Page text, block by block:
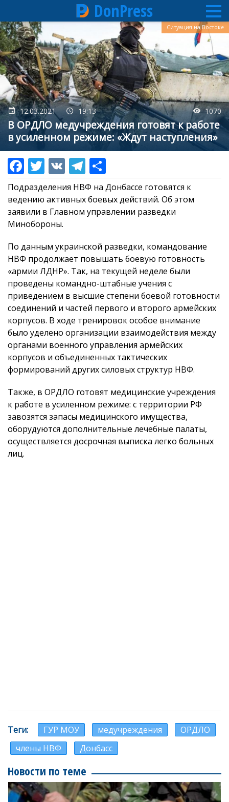
Перейти
к
основному
содержанию
DonPress
12.03.2021 19:13 1070
В ОРДЛО медучреждения готовят к работе
в усиленном режиме: «Ждут наступления»
Ситуация на Востоке
Подразделения НВФ на Донбассе готовятся к
ведению активных боевых действий. Об этом
заявили в Главном управлении разведки
Минобороны.
По данным украинской разведки, командование
НВФ продолжает повышать боевую готовность
«армии ЛДНР». Так, на текущей неделе были
проведены командно-штабные учения с
приведением в высшие степени боевой готовности
соединений и частей первого и второго армейских
корпусов. В ходе тренировок особое внимание
было уделено организации взаимодействия между
органами военного управления армейских
корпусов и объединенных тактических
формирований других силовых структур НВФ.
Также, в ОРДЛО готовят медицинские учреждения
к работе в усиленном режиме: с территории РФ
завозятся запасы медицинского имущества,
оборудуются дополнительные лечебные палаты,
осуществляется досрочная выписка легко больных
лиц.
Теги ГУР МОУ медучреждения
ОРДЛО
члены НВФ
Донбасс
Новости по теме